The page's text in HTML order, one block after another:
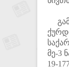
მე-3
19-